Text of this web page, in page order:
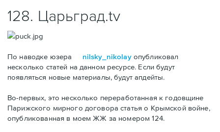
128. Царьград.tv
По наводке юзера nilsky_nikolayопубликовал
несколько статей на данном ресурсе. Если будут
появляться новые материалы, будут апдейты.
Во-первых, это несколько переработанная к годовщине
Парижского мирного договора статья о Крымской войне,
опубликованная в моем ЖЖ за номером 124.